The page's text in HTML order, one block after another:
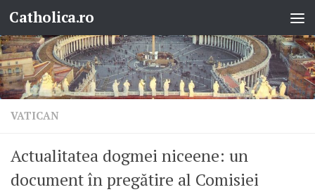
Skip to content
Catholica.ro
VATICAN
Actualitatea dogmei niceene: un
document în pregătire al Comisiei